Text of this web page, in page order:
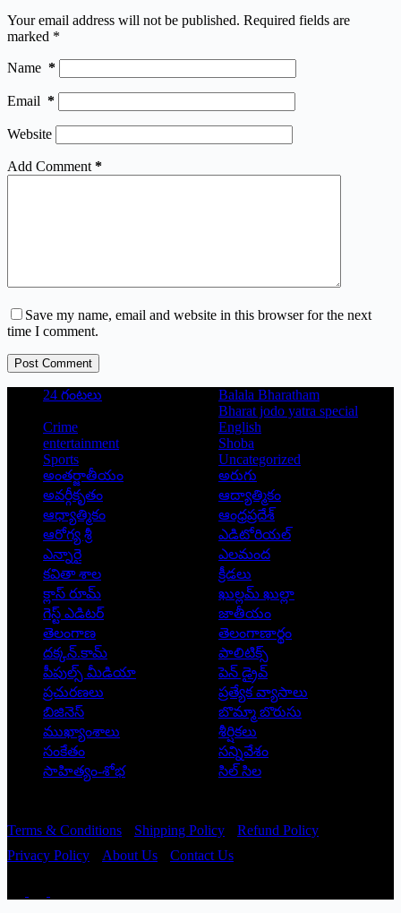
Your email address will not be published. Required fields are
marked *
Name *
Email *
Website
Add Comment *
Save my name, email and website in this browser for the next
time I comment.
Post Comment
24 గంటలు
Balala Bharatham
Bharat jodo yatra special
Crime
English
entertainment
Shoba
Sports
Uncategorized
అంతర్జాతీయం
అరుగు
అవర్గీకృతం
ఆద్యాత్మికం
ఆధ్యాత్మికం
ఆంధ్రప్రదేశ్
ఆరోగ్య శ్రీ
ఎడిటోరియల్
ఎన్నారై
ఎలమంద
కవితా శాల
క్రీడలు
క్లాస్ రూమ్
ఖుల్లమ్ ఖుల్లా
గెస్ట్ ఎడిటర్
జాతీయం
తెలంగాణ
తెలంగాణార్థం
దక్కన్.కామ్
పాలిటిక్స్
పీపుల్స్ ‌మీడియా
పెన్ డ్రైవ్
ప్రచురణలు
ప్రత్యేక వ్యాసాలు
బిజినెస్
బొమ్మా బొరుసు
ముఖ్యాంశాలు
శీర్షికలు
సంకేతం
సన్నివేశం
సాహిత్యం-శోభ
సిల్ సిల
Terms & Conditions Shipping Policy
Refund Policy
Privacy Policy
About Us Contact Us